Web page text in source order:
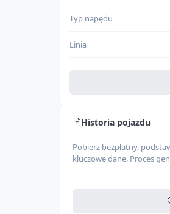
Typ napędu
Linia
Rodzaj nadwozia
Klasa pojazdu
Historia pojazdu
Pobierz bezpłatny,
kluczowe dane. Proces